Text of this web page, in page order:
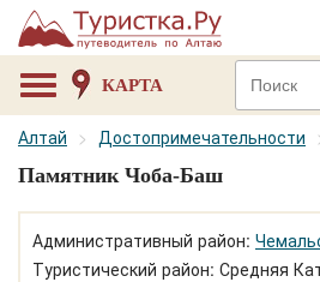
КАРТА
Алтай Достопримечательности
Памятник Чоба-Баш
Административный район:
Туристический район: Средняя